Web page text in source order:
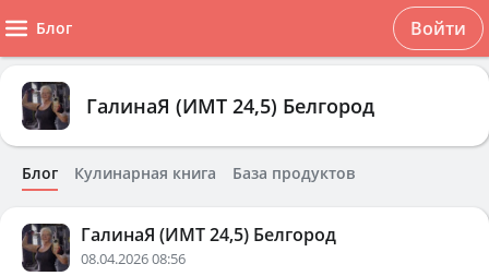
Блог Войти
ГалинаЯ (ИМТ 24,5) Белгород
Блог Кулинарная книга База продуктов
ГалинаЯ (ИМТ 24,5) Белгород
08.04.2026 08:56